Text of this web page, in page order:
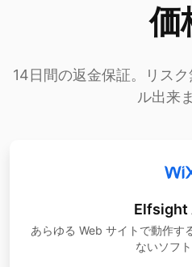
価
14日間の返金保証。リス
ル出来
Elfsight
あらゆる Web サイトで動作す
ないソフ